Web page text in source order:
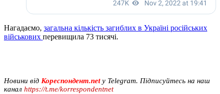
Нагадаємо, загальна кількість загиблих в Україні російських
військових перевищила 73 тисячі.
Новини від Кореспондент.netу Telegram. Підписуйтесь на наш
канал https://t.me/korrespondentnet